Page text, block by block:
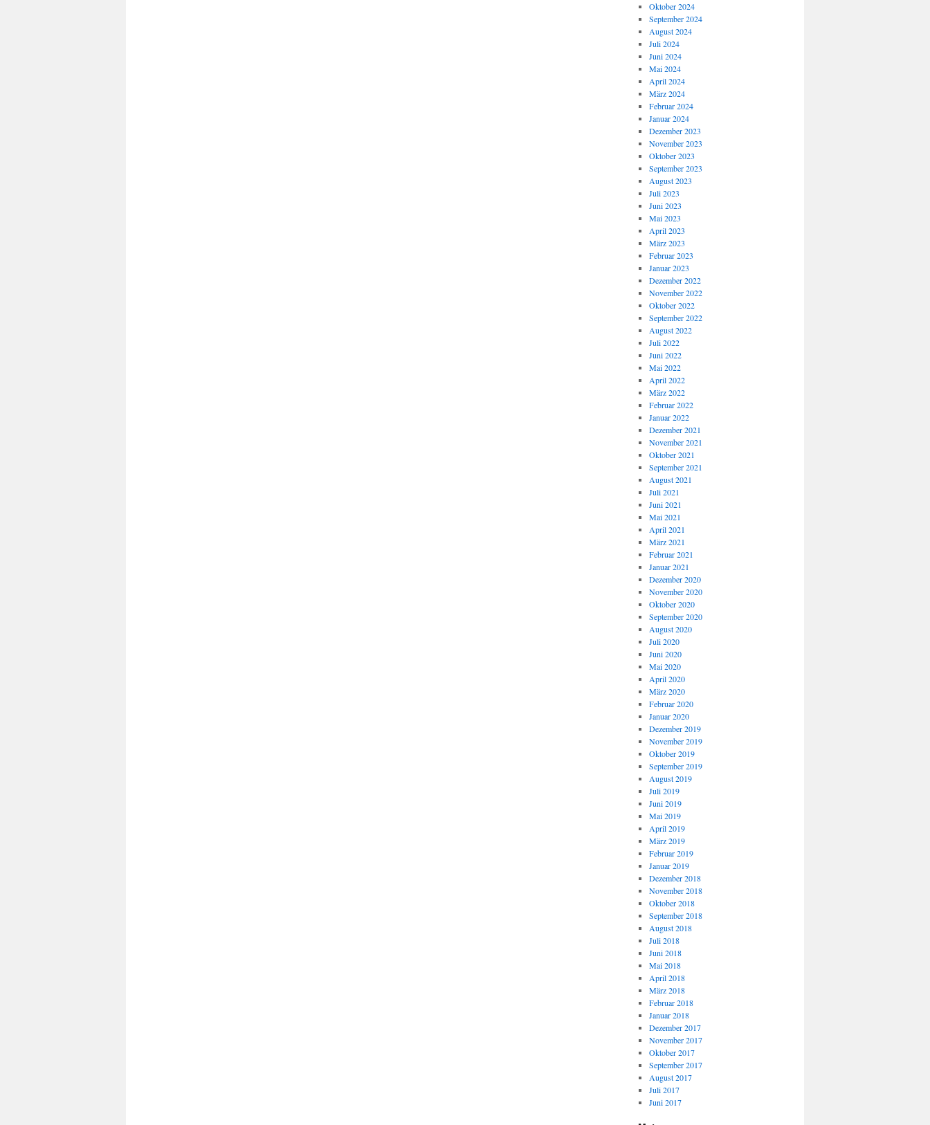
Oktober 2024
September 2024
August 2024
Juli 2024
Juni 2024
Mai 2024
April 2024
März 2024
Februar 2024
Januar 2024
Dezember 2023
November 2023
Oktober 2023
September 2023
August 2023
Juli 2023
Juni 2023
Mai 2023
April 2023
März 2023
Februar 2023
Januar 2023
Dezember 2022
November 2022
Oktober 2022
September 2022
August 2022
Juli 2022
Juni 2022
Mai 2022
April 2022
März 2022
Februar 2022
Januar 2022
Dezember 2021
November 2021
Oktober 2021
September 2021
August 2021
Juli 2021
Juni 2021
Mai 2021
April 2021
März 2021
Februar 2021
Januar 2021
Dezember 2020
November 2020
Oktober 2020
September 2020
August 2020
Juli 2020
Juni 2020
Mai 2020
April 2020
März 2020
Februar 2020
Januar 2020
Dezember 2019
November 2019
Oktober 2019
September 2019
August 2019
Juli 2019
Juni 2019
Mai 2019
April 2019
März 2019
Februar 2019
Januar 2019
Dezember 2018
November 2018
Oktober 2018
September 2018
August 2018
Juli 2018
Juni 2018
Mai 2018
April 2018
März 2018
Februar 2018
Januar 2018
Dezember 2017
November 2017
Oktober 2017
September 2017
August 2017
Juli 2017
Juni 2017